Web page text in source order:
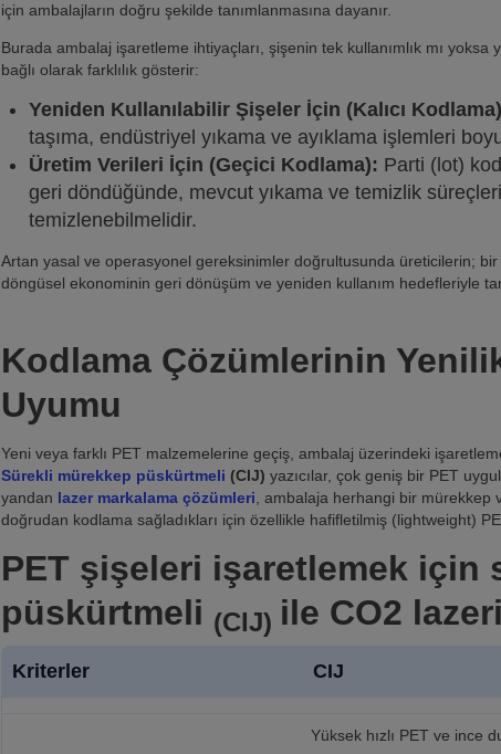
için ambalajların doğru şekilde tanımlanmasına dayanır.
Burada ambalaj işaretleme ihtiyaçları, şişenin tek kullanımlık mı
bağlı olarak farklılık gösterir:
Yeniden Kullanılabilir Şişeler İçin (Kalıcı
taşıma, endüstriyel yıkama ve ayıklama işlemleri
Üretim Verileri İçin (Geçici Kodlama): Parti (lot)
geri döndüğünde, mevcut yıkama ve temizlik
temizlenebilmelidir.
Artan yasal ve operasyonel gereksinimler doğrultusunda üreticilerin; bir
döngüsel ekonominin geri dönüşüm ve yeniden kullanım hedefleriyle
Kodlama Çözümlerinin
Uyumu
Yeni veya farklı PET malzemelerine geçiş, ambalaj üzerindeki
Sürekli mürekkep püskürtmeli (CIJ) yazıcılar, çok geniş bir PET
yandan lazer markalama çözümleri , ambalaja herhangi bir
doğrudan kodlama sağladıkları için özellikle hafifletilmiş (lightweight)
PET şişeleri işaretlemek için
püskürtmeli (CIJ) ile CO2
Kriterler CIJ
Yüksek hızlı PET ve ince